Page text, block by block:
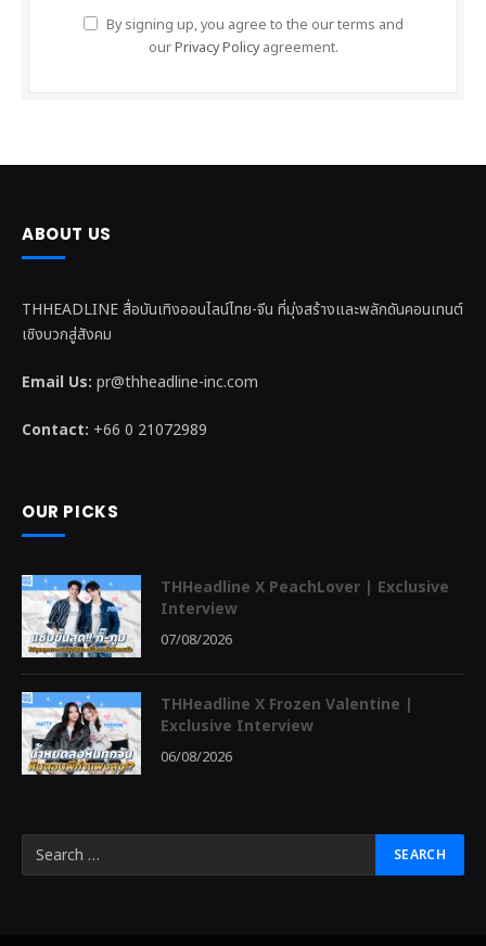
By signing up, you agree to the our terms and
ourPrivacy Policyagreement.
ABOUT US
THHEADLINE สื่อบันเทิงออนไลน์ไทย-จีน ที่มุ่งสร้างและพลักดันคอนเทนต์
เชิงบวกสู่สังคม
Email Us: pr@thheadline-inc.com
Contact: +66 0 21072989
OUR PICKS
THHeadline X PeachLover | Exclusive
Interview
07/08/2026
THHeadline X Frozen Valentine |
Exclusive Interview
06/08/2026